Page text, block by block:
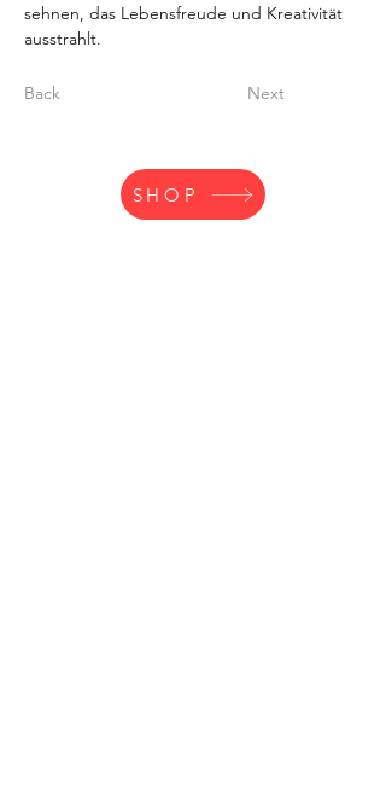
sehnen, das Lebensfreude und Kreativität
ausstrahlt.
Back Next
SHOP